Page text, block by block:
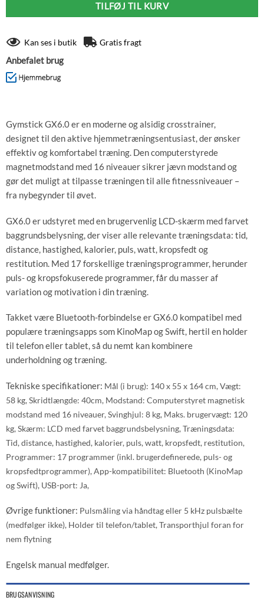
TILFØJ TIL KURV
Kan ses i butik Gratis fragt
Anbefalet brug
Gymstick GX6.0 er en moderne og alsidig crosstrainer,
designet til den aktive hjemmetræningsentusiast, der ønsker
effektiv og komfortabel træning. Den computerstyrede
magnetmodstand med 16 niveauer sikrer jævn modstand og
gør det muligt at tilpasse træningen til alle fitnessniveauer –
fra nybegynder til øvet.
GX6.0 er udstyret med en brugervenlig LCD-skærm med farvet
baggrundsbelysning, der viser alle relevante træningsdata: tid,
distance, hastighed, kalorier, puls, watt, kropsfedt og
restitution. Med 17 forskellige træningsprogrammer, herunder
puls- og kropsfokuserede programmer, får du masser af
variation og motivation i din træning.
Takket være Bluetooth-forbindelse er GX6.0 kompatibel med
populære træningsapps som KinoMap og Swift, hertil en holder
til telefon eller tablet, så du nemt kan kombinere
underholdning og træning.
Tekniske specifikationer: Mål (i brug): 140 x 55 x 164 cm,Vægt:
58 kg, Skridtlængde: 40cm, Modstand: Computerstyret magnetisk
modstand med 16 niveauer,Svinghjul: 8 kg, Maks. brugervægt: 120
kg,Skærm: LCD med farvet baggrundsbelysning,Træningsdata:
Tid, distance, hastighed, kalorier, puls, watt, kropsfedt, restitution,
Programmer: 17 programmer (inkl. brugerdefinerede, puls- og
kropsfedtprogrammer),App-kompatibilitet: Bluetooth (KinoMap
og Swift), USB-port: Ja,
Øvrige funktioner: Pulsmåling via håndtag eller 5 kHz pulsbælte
(medfølger ikke), Holder til telefon/tablet,Transporthjul foran for
nem flytning
Engelsk manual medfølger.
BRUGSANVISNING